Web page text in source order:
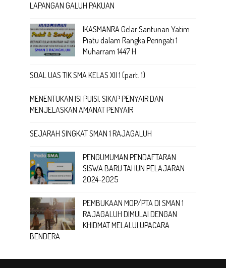
LAPANGAN GALUH PAKUAN
IKASMANRA Gelar Santunan Yatim
Piatu dalam Rangka Peringati 1
Muharram 1447 H
SOAL UAS TIK SMA KELAS XII 1 (part. 1)
MENENTUKAN ISI PUISI, SIKAP PENYAIR DAN
MENJELASKAN AMANAT PENYAIR
SEJARAH SINGKAT SMAN 1 RAJAGALUH
PENGUMUMAN PENDAFTARAN
SISWA BARU TAHUN PELAJARAN
2024-2025
PEMBUKAAN MOP/PTA DI SMAN 1
RAJAGALUH DIMULAI DENGAN
KHIDMAT MELALUI UPACARA
BENDERA